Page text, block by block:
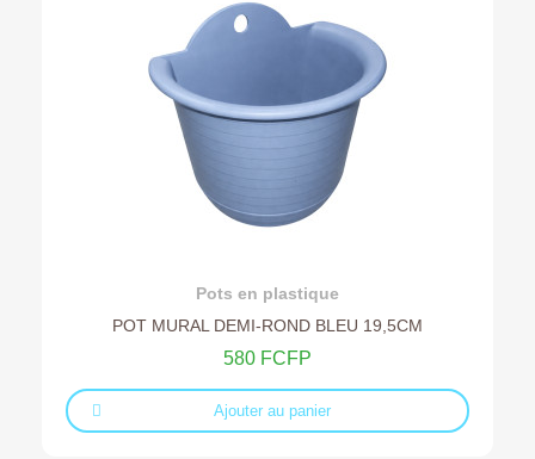
Ajouter au devis
Pots en plastique
POT MURAL DEMI-ROND BLEU 19,5CM
580 FCFP
Ajouter au panier